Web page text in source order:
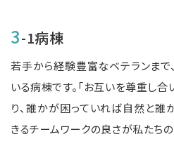
3-1病棟
若手から経験豊富なベテランまで
いる病棟です。「お互いを尊重し合
り、誰かが困っていれば自然と誰
きるチームワークの良さが私たちの